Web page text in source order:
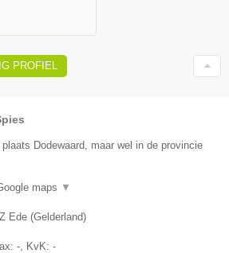
PROFIEL
Dodewaard, maar wel in de provincie
maps ▼
Ede (Gelderland)
- , KvK: -